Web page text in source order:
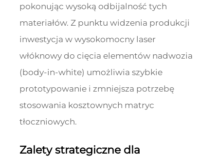
pokonując wysoką odbijalność tych
materiałów. Z punktu widzenia produkcji
inwestycja w wysokomocny laser
włóknowy do cięcia elementów nadwozia
(body-in-white) umożliwia szybkie
prototypowanie i zmniejsza potrzebę
stosowania kosztownych matryc
tłoczniowych.
Zalety strategiczne dla